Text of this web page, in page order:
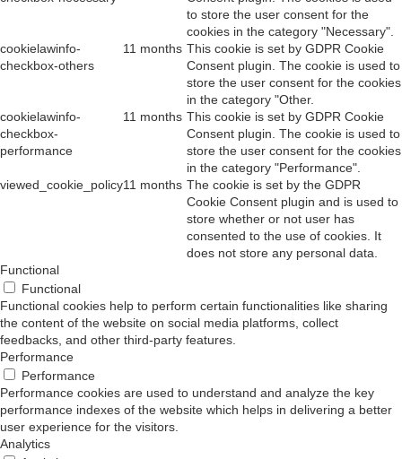
to store the user consent for the
cookies in the category "Necessary".
cookielawinfo-
checkbox-others
11 months This cookie is set by GDPR Cookie
Consent plugin. The cookie is used to
store the user consent for the cookies
in the category "Other.
cookielawinfo-
checkbox-
performance
11 months This cookie is set by GDPR Cookie
Consent plugin. The cookie is used to
store the user consent for the cookies
in the category "Performance".
viewed_cookie_policy11 months The cookie is set by the GDPR
Cookie Consent plugin and is used to
store whether or not user has
consented to the use of cookies. It
does not store any personal data.
Functional
Functional
Functional cookies help to perform certain functionalities like sharing
the content of the website on social media platforms, collect
feedbacks, and other third-party features.
Performance
Performance
Performance cookies are used to understand and analyze the key
performance indexes of the website which helps in delivering a better
user experience for the visitors.
Analytics